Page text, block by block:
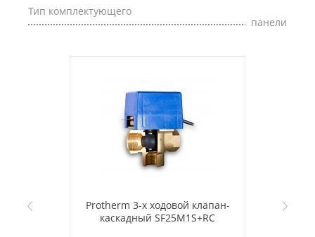
Тип комплектующего
панели
Protherm 3-х ходовой клапан-
каскадный SF25M1S+RC